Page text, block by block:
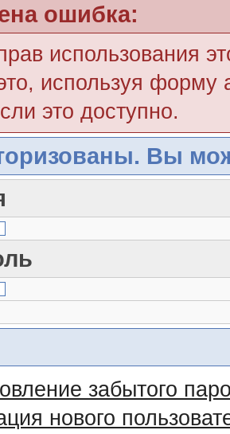
ошибка:
использования
используя форму
это доступно.
Вы
забытого
нового